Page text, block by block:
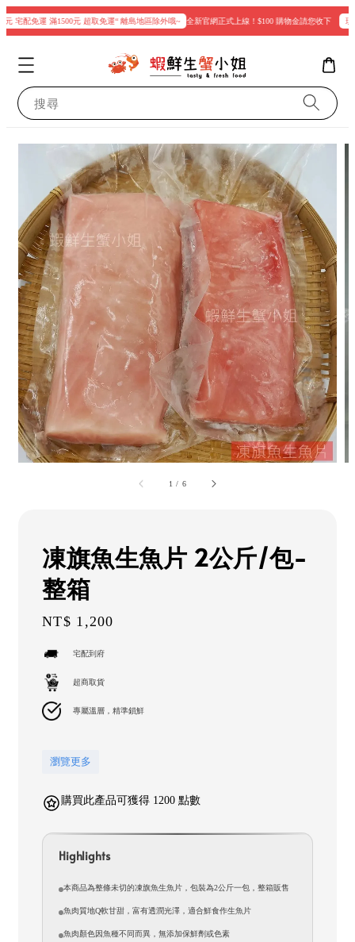
宅配免運 滿1500元 超取免運“ 離島地區除外哦~ 全新官網正式上線！$100 購物金請您收下 現
搜尋
1 / 6
凍旗魚生魚片 2公斤/包-
整箱
Regular
NT$ 1,200
宅配到府
超商取貨
專屬溫層，精準鎖鮮
瀏覽更多
購買此產品可獲得 1200 點數
Highlights
本商品為整條未切的凍旗魚生魚片，包裝為2公斤一包，整箱販售
魚肉質地Q軟甘甜，富有透潤光澤，適合鮮食作生魚片
魚肉顏色因魚種不同而異，無添加保鮮劑或色素